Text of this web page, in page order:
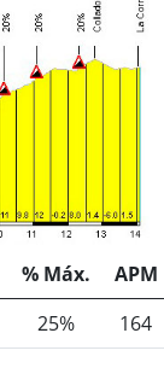
% Máx.
APM
25% 164